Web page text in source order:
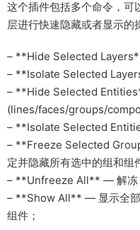
这个插件包括多个命令，
层进行快速隐藏或者显示的
– **Hide Selected
– **Isolate Selected
– **Hide Selected
(lines/faces/groups/
– **Isolate Selected
– **Freeze Selected
定并隐藏所有选中的组和组
– **Unfreeze All** — 解冻
– **Show All** — 显示全部
组件；